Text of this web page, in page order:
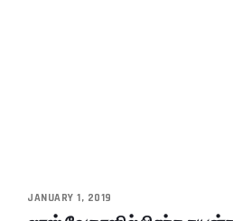
JANUARY 1, 2019